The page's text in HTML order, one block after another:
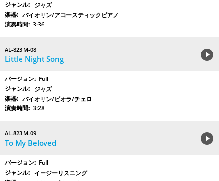
ジャズ
バイオリン/アコースティックピアノ
3:36
AL-823 M-08
Little Night Song
Full
ジャズ
バイオリン/ビオラ/チェロ
3:28
AL-823 M-09
To My Beloved
Full
イージーリスニング